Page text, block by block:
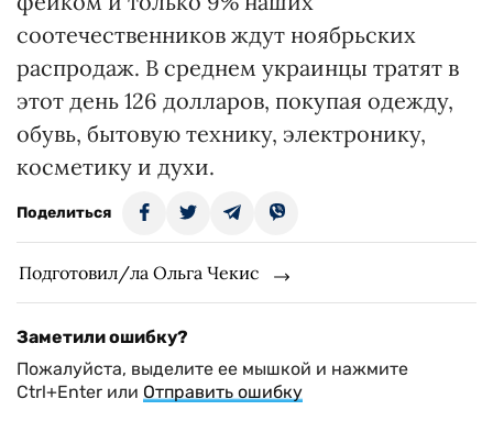
соотечественников ждут ноябрьских
распродаж. В среднем украинцы тратят в
этот день 126 долларов, покупая одежду,
обувь, бытовую технику, электронику,
косметику и духи.
Поделиться
Подготовил/ла Ольга Чекис
Заметили ошибку?
Пожалуйста, выделите ее мышкой и нажмите
Ctrl+Enter или Отправить ошибку